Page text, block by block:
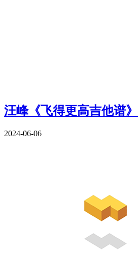
汪峰《飞得更高吉他谱
2024-06-06